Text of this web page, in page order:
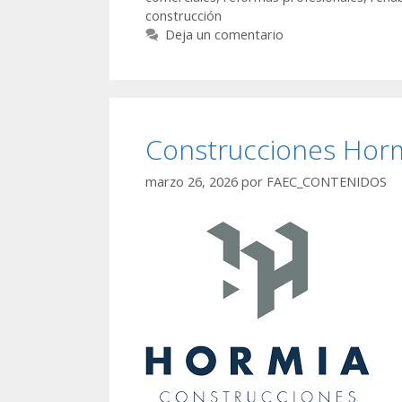
construcción
Deja un comentario
Construcciones
marzo 26, 2026 por FAEC_CONTENIDOS